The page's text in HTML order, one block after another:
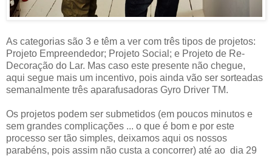
As categorias são 3 e têm a ver com três tipos de projetos:
Projeto Empreendedor; Projeto Social; e Projeto de Re-
Decoração do Lar. Mas caso este presente não chegue,
aqui segue mais um incentivo, pois ainda vão ser sorteadas
semanalmente três aparafusadoras Gyro Driver TM.
Os projetos podem ser submetidos (em poucos minutos e
sem grandes complicações ... o que é bom e por este
processo ser tão simples, deixamos aqui os nossos
parabéns, pois assim não custa a concorrer) até ao dia 29